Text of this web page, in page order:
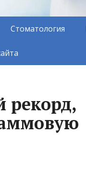
Стоматология
рекорд,